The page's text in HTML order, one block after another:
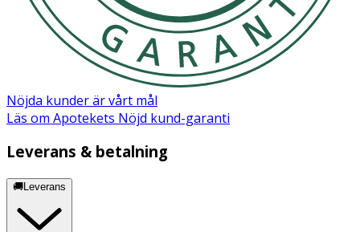
Nöjda kunder är vårt mål
Läs om Apotekets Nöjd kund-garanti
Leverans & betalning
🚚Leverans